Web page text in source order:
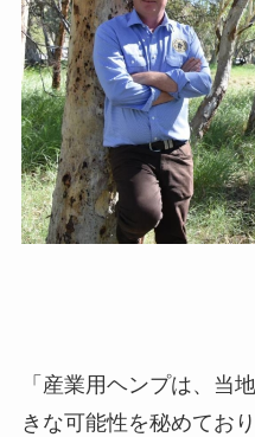
「産業用ヘンプは、当
きな可能性を秘めてお